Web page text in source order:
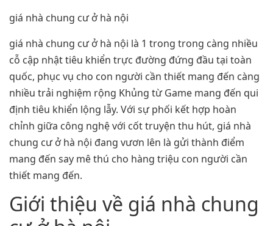
giá nhà chung cư ở hà nội
giá nhà chung cư ở hà nội là 1 trong trong càng nhiều
cỗ cập nhật tiêu khiển trực đường đứng đầu tại toàn
quốc, phục vụ cho con người cần thiết mang đến càng
nhiều trải nghiệm rộng Khủng từ Game mang đến qui
định tiêu khiển lộng lẫy. Với sự phối kết hợp hoàn
chỉnh giữa công nghệ với cốt truyện thu hút, giá nhà
chung cư ở hà nội đang vươn lên là gửi thành điểm
mang đến say mê thú cho hàng triệu con người cần
thiết mang đến.
Giới thiệu về giá nhà chung